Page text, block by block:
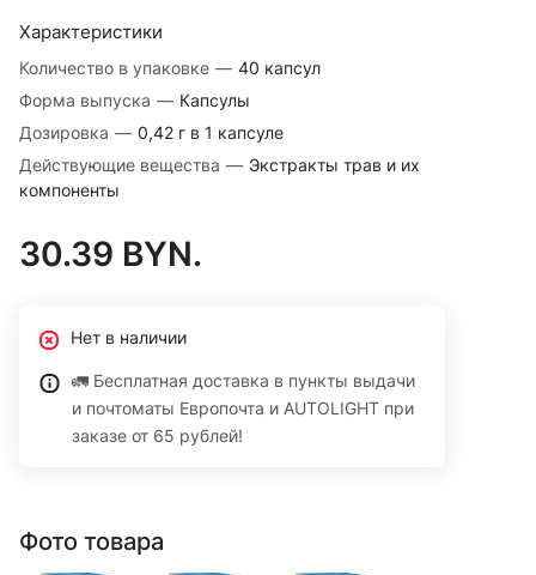
Характеристики
Количество в упаковке — 40 капсул
Форма выпуска — Капсулы
Дозировка — 0,42 г в 1 капсуле
Действующие вещества — Экстракты трав и их
компоненты
30.39 BYN.
Нет в наличии
🚛 Бесплатная доставка в пункты выдачи
и почтоматы Европочта и AUTOLIGHT при
заказе от 65 рублей!
Фото товара